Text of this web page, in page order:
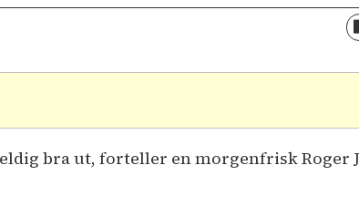
bra ut, forteller en morgenfrisk Roger